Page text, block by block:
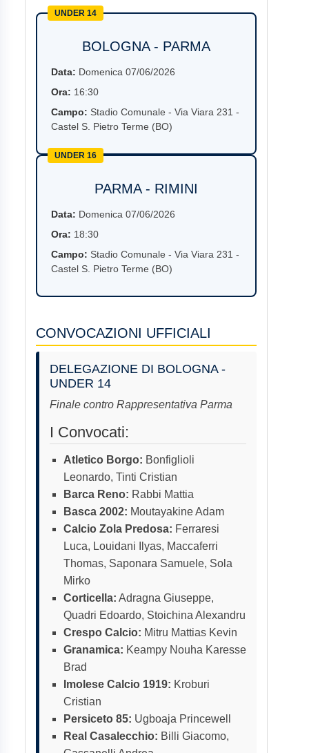
UNDER 14
BOLOGNA - PARMA
Data: Domenica 07/06/2026
Ora: 16:30
Campo: Stadio Comunale - Via Viara 231 -
Castel S. Pietro Terme (BO)
UNDER 16
PARMA - RIMINI
Data: Domenica 07/06/2026
Ora: 18:30
Campo: Stadio Comunale - Via Viara 231 -
Castel S. Pietro Terme (BO)
CONVOCAZIONI UFFICIALI
DELEGAZIONE DI BOLOGNA -
UNDER 14
Finale contro Rappresentativa Parma
I Convocati:
Atletico Borgo: Bonfiglioli
Leonardo, Tinti Cristian
Barca Reno: Rabbi Mattia
Basca 2002: Moutayakine Adam
Calcio Zola Predosa: Ferraresi
Luca, Louidani Ilyas, Maccaferri
Thomas, Saponara Samuele, Sola
Mirko
Corticella: Adragna Giuseppe,
Quadri Edoardo, Stoichina Alexandru
Crespo Calcio: Mitru Mattias Kevin
Granamica: Keampy Nouha Karesse
Brad
Imolese Calcio 1919: Kroburi
Cristian
Persiceto 85: Ugboaja Princewell
Real Casalecchio: Billi Giacomo,